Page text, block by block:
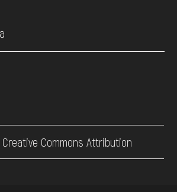
Creative Commons Attribution